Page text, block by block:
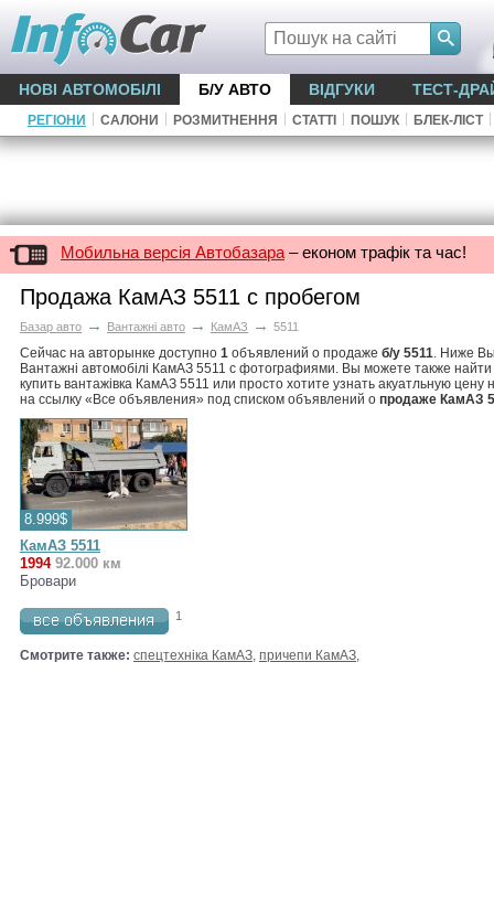
НОВІ АВТОМОБІЛІ Б/У АВТО ВІДГУКИ ТЕСТ-
РЕГІОНИ САЛОНИ РОЗМИТНЕННЯ СТАТТІ ПОШУК БЛЕК-ЛІСТ
Мобильна версія Автобазара – економ трафік та час!
Продажа КамАЗ 5511 с пробегом
Базар авто → Вантажні авто → КамАЗ → 5511
Сейчас на авторынке доступно 1 объявлений о продаже б/у 5511. Ниже
Вантажні автомобілі КамАЗ 5511 с фотографиями. Вы можете также
купить вантажівка КамАЗ 5511 или просто хотите узнать акуатльную
на ссылку «Все объявления» под списком объявлений о продаже КамАЗ
8.999$
КамАЗ 5511
199492.000 км
Бровари
1
Смотрите также: спецтехніка КамАЗ, причепи КамАЗ,